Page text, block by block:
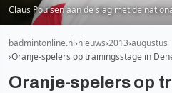
Claus Poulsen aan de slag met de
badmintonline.nl nieuws 2013 augustus
Oranje-spelers op trainingsstage in
Oranje-spelers op